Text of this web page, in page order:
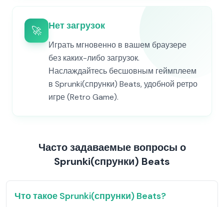
🚀 Нет загрузок
Играть мгновенно в вашем браузере
без каких-либо загрузок.
Наслаждайтесь бесшовным геймплеем
в Sprunki(спрунки) Beats, удобной ретро
игре (Retro Game).
Часто задаваемые вопросы о
Sprunki(спрунки) Beats
Что такое Sprunki(спрунки) Beats?